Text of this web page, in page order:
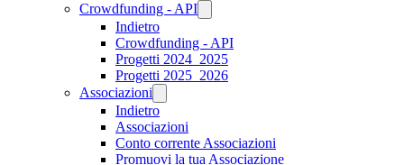
Crowdfunding - API
Indietro
Crowdfunding - API
Progetti 2024_2025
Progetti 2025_2026
Associazioni
Indietro
Associazioni
Conto corrente Associazioni
Promuovi la tua Associazione